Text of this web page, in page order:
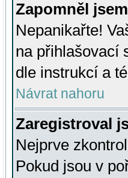
Zapomněl
Nepanikařte!
na přihlašovací
dle instrukcí a
Návrat nahoru
Zaregistroval
Nejprve
Pokud jsou v